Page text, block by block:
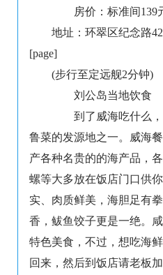
房价：标准间139
地址：环翠区纪念路
[page]
(步行至定远舰2分钟)
刘公岛当地饮食
到了威海吃什么，
鲁菜的发源地之一。威海
产各种名贵的的海产品，
螺等大多放在饭店门口供
实、肉质鲜美，海胆足有
香，鲅鱼饺子更是一绝。
特色美食，不过，想吃海
回来，然后到饭店请老板